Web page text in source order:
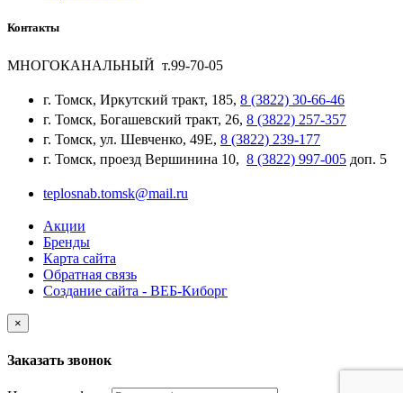
Контакты
МНОГОКАНАЛЬНЫЙ т.99-70-05
г. Томск, Иркутский тракт, 185, 8 (3822) 30-66-46
г. Томск, Богашевский тракт, 26, 8 (3822) 257-357
г. Томск, ул. Шевченко, 49Е, 8 (3822) 239-177
г. Томск, проезд Вершинина 10, 8 (3822) 997-005 доп. 5
teplosnab.tomsk@mail.ru
Акции
Бренды
Карта сайта
Обратная связь
Создание сайта - ВЕБ-Киборг
×
Заказать звонок